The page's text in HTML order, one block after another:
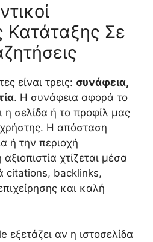
Κατάταξης Σε
είναι τρεις: συνάφεια,
. Η συνάφεια αφορά το
η σελίδα ή το προφίλ μας
Η απόσταση
ή την περιοχή
χτίζεται μέσα
citations, backlinks,
και καλή
εξετάζει αν η ιστοσελίδα